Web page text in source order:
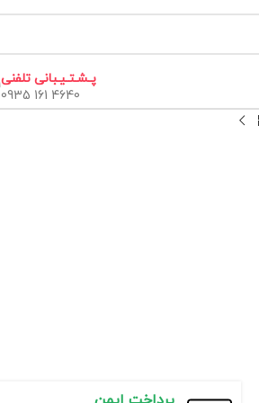
پـشـتـیـبانی تلفنی
4640 161 0935